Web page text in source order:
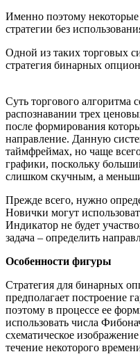
Именно поэтому
стратегии без
Одной из таких торговых
стратегия бинарных
Суть торгового алгоритма
распознавании трех
после формирования
направление. Данную
таймфреймах, но чаще
графики, поскольку
слишком скучным, а
Прежде всего, нужно
Новички могут
Индикатор не будет
задача – определить
Особенности фигуры
Стратегия для бинарных
предполагает построение
поэтому в процессе ее
использовать числа
схематическое
течение некоторого